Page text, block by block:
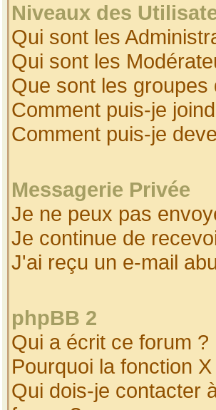
Niveaux des
Qui sont les
Qui sont les
Que sont les groupes
Comment puis-je
Comment puis-je
Messagerie Privée
Je ne peux pas
Je continue de
J'ai reçu un e-mail
phpBB 2
Qui a écrit ce forum ?
Pourquoi la fonction
Qui dois-je contacter